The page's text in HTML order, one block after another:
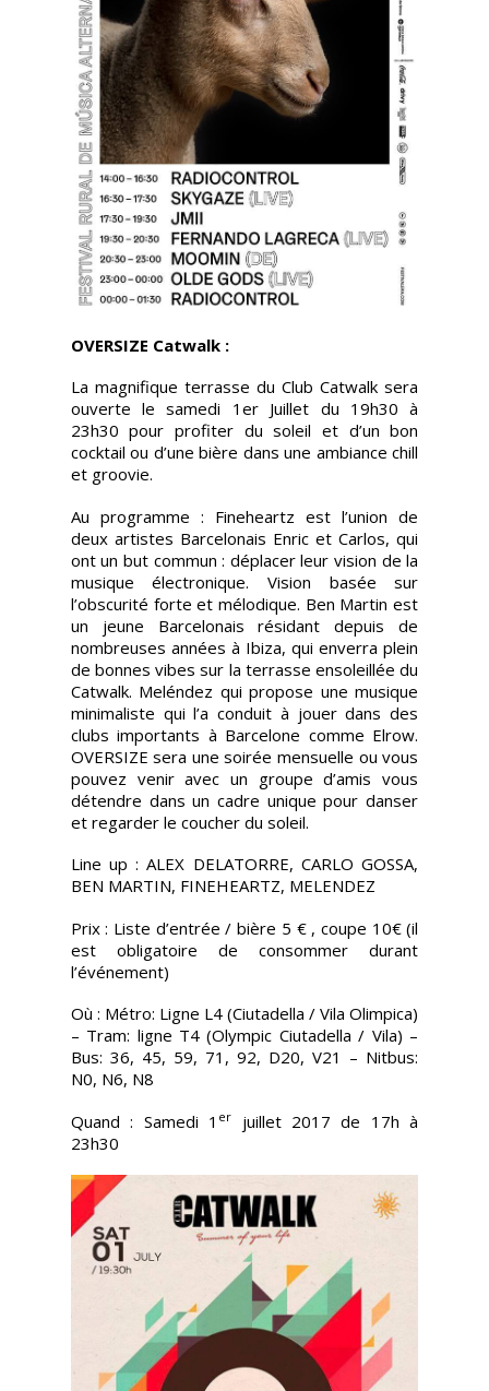
OVERSIZE Catwalk :
La magnifique terrasse du Club Catwalk sera
ouverte le samedi 1er Juillet du 19h30 à
23h30 pour profiter du soleil et d’un bon
cocktail ou d’une bière dans une ambiance chill
et groovie.
Au programme : Fineheartz est l’union de
deux artistes Barcelonais Enric et Carlos, qui
ont un but commun : déplacer leur vision de la
musique électronique. Vision basée sur
l’obscurité forte et mélodique. Ben Martin est
un jeune Barcelonais résidant depuis de
nombreuses années à Ibiza, qui enverra plein
de bonnes vibes sur la terrasse ensoleillée du
Catwalk. Meléndez qui propose une musique
minimaliste qui l’a conduit à jouer dans des
clubs importants à Barcelone comme Elrow.
OVERSIZE sera une soirée mensuelle ou vous
pouvez venir avec un groupe d’amis vous
détendre dans un cadre unique pour danser
et regarder le coucher du soleil.
Line up : ALEX DELATORRE, CARLO GOSSA,
BEN MARTIN, FINEHEARTZ, MELENDEZ
Prix : Liste d’entrée / bière 5 € , coupe 10€ (il
est obligatoire de consommer durant
l’événement)
Où : Métro: Ligne L4 (Ciutadella / Vila Olimpica)
– Tram: ligne T4 (Olympic Ciutadella / Vila) –
Bus: 36, 45, 59, 71, 92, D20, V21 – Nitbus:
N0, N6, N8
Quand : Samedi 1 er
juillet 2017 de 17h à
23h30